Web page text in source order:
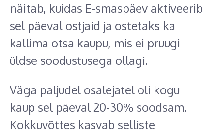
näitab, kuidas E-smaspäev aktiveerib
sel päeval ostjaid ja ostetaks ka
kallima otsa kaupu, mis ei pruugi
üldse soodustusega ollagi.
Väga paljudel osalejatel oli kogu
kaup sel päeval 20-30% soodsam.
Kokkuvõttes kasvab selliste